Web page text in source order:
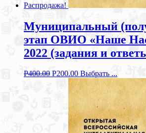
Распродажа!
Муниципальный
этап ОВИО «Наше
2022 (задания и
Р400.00 Р200.00 Выбрать ...